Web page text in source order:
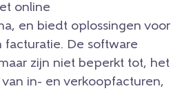
online
en biedt oplossingen voor
De software
zijn niet beperkt tot, het
in- en verkoopfacturen,